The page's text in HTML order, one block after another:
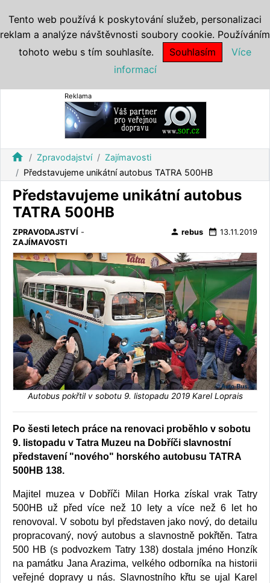
Reklama
home Zpravodajství
Zajímavosti
Představujeme unikátní autobus TATRA 500HB
Představujeme unikátní autobus
TATRA 500HB
ZPRAVODAJSTVÍ -
ZAJÍMAVOSTI
person rebus date_range 13.11.2019
Autobus pokřtil v sobotu 9. listopadu 2019 Karel Loprais
Po šesti letech práce na renovaci proběhlo v sobotu
9. listopadu v Tatra Muzeu na Dobříči slavnostní
představení "nového" horského autobusu TATRA
500HB 138.
Majitel muzea v Dobříči Milan Horka získal vrak Tatry
500HB už před více než 10 lety a více než 6 let ho
renovoval. V sobotu byl představen jako nový, do detailu
propracovaný, nový autobus a slavnostně pokřtěn. Tatra
500 HB (s podvozkem Tatry 138) dostala jméno Honzík
na památku Jana Arazima, velkého odborníka na historii
veřejné dopravy u nás. Slavnostního křtu se ujal Karel
Tento web používá k poskytování služeb, personalizaci
reklam a analýze návštěvnosti soubory cookie. Používáním
tohoto webu s tím souhlasíte.
Souhlasím
Více
informací